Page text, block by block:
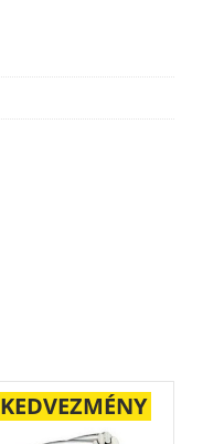
KEDVEZMÉNY